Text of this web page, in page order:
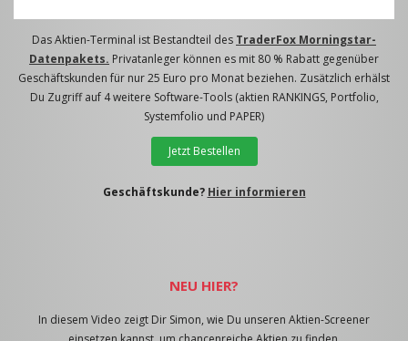
Das Aktien-Terminal ist Bestandteil des TraderFox Morningstar-
Datenpakets. Privatanleger können es mit 80 % Rabatt gegenüber
Geschäftskunden für nur 25 Euro pro Monat beziehen. Zusätzlich erhälst
Du Zugriff auf 4 weitere Software-Tools (aktien RANKINGS, Portfolio,
Systemfolio und PAPER)
Jetzt Bestellen
Geschäftskunde? Hier informieren
NEU HIER?
In diesem Video zeigt Dir Simon, wie Du unseren Aktien-Screener